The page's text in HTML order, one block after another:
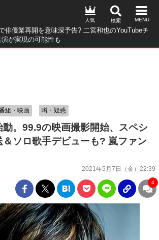
俳優業再開を意味深予告? 二宮和也のYouTubeチ
が実現の可能性も
人気
。99.9の映画撮影開始、スペシ
＆ソロ歌手デビューも? 嵐ファン
2021年5月7日（金）22:39
組・映画 噂・疑惑
4